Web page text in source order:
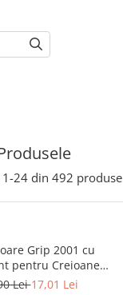
1-24 din 492 produse
Grip 2001 cu
pentru Creioane
și Jumbo Faber-
Lei17,01 Lei